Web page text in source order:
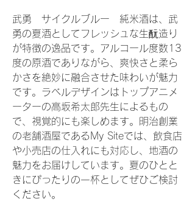
武勇　サイクルブルー　純米酒は、武
勇の夏酒としてフレッシュな生酛造り
が特徴の逸品です。アルコール度数13
度の原酒でありながら、爽快さと柔ら
かさを絶妙に融合させた味わいが魅力
です。ラベルデザインはトップアニメ
ーターの高坂希太郎先生によるもの
で、視覚的にも楽しめます。明治創業
の老舗酒屋であるMy Siteでは、飲食店
や小売店の仕入れにも対応し、地酒の
魅力をお届けしています。夏のひとと
きにぴったりの一杯としてぜひご検討
ください。